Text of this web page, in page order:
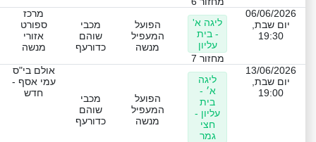
06/06/2026
יום שבת,
19:30
ליגה א'
- בית
עליון
מחזור 7
הפועל
המעפיל
מנשה
מכבי
שוהם
כדורעף
מרכז
ספורט
אזורי
מנשה
13/06/2026
יום שבת,
19:00
ליגה
א׳ -
בית
עליון -
חצי
גמר
הפועל
המעפיל
מנשה
מכבי
שוהם
כדורעף
אולם בי"ס
עמי אסף -
חדש